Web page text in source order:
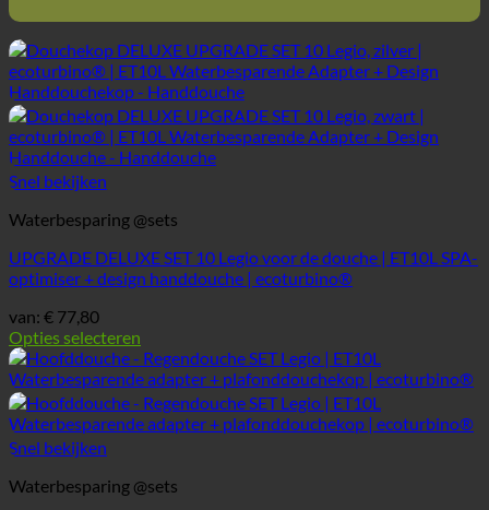
Snel bekijken
Waterbesparing @sets
UPGRADE DELUXE SET 10 Legio voor de douche | ET10L SPA-
optimiser + design handdouche | ecoturbino®
van: € 77,80
Opties selecteren
Dit
product
heeft
meerdere
varianten.
De
opties
Snel bekijken
Waterbesparing @sets